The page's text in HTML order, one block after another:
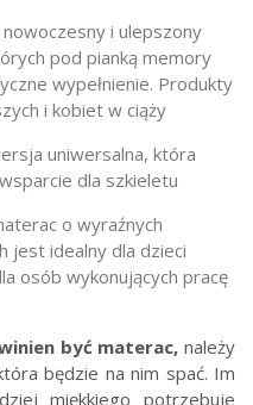
i ulepszony
pod pianką memory
wypełnienie. Produkty
i kobiet w ciąży
uniwersalna, która
dla szkieletu
o wyraźnych
jest idealny dla dzieci
osób wykonujących pracę
być materac, należy
będzie na nim spać. Im
miękkiego potrzebuje